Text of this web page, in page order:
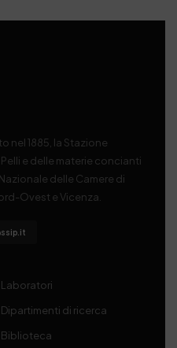
nel 1885, la Stazione
e delle materie concianti
delle Camere di
Ovest e Vicenza.
Laboratori
Dipartimenti di ricerca
Biblioteca